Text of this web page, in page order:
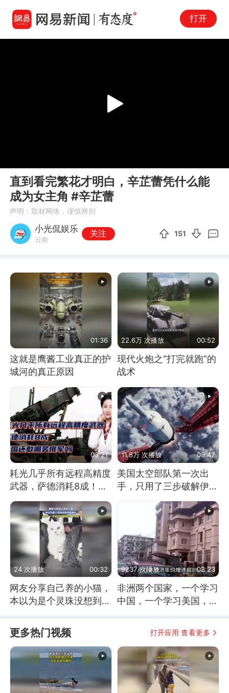
打开
Play
直到看完繁花才明白，辛芷蕾凭什么能
成为女主角 #辛芷蕾
声明：取材网络，谨慎辨别
小光侃娱乐
云南
关注 151
01:36
这就是鹰酱工业真正的护
城河的真正原因
22.6万 次播放 00:52
现代火炮之“打完就跑”的
战术
03:21
耗光几乎所有远程高精度
武器，萨德消耗8成！美
国还敢嘲笑俄军吗
11.8万 次播放 09:47
美国太空部队第一次出
手，只用了三步破解伊朗
24 次播放 00:32
网友分享自己养的小猫，
本以为是个灵珠没想到是
9237 次播放 03:23
非洲两个国家，一个学习
中国，一个学习美国，结
更多热门视频 打开应用 查看更多